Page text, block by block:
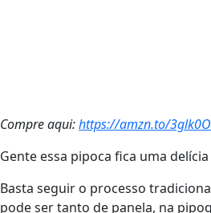
Compre aqui:https://amzn.to/
Gente essa pipoca fica uma
Basta seguir o processo
pode ser tanto de panela, na